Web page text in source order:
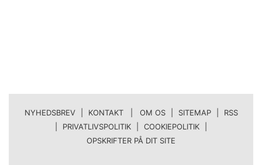
NYHEDSBREV KONTAKT | OM OS SITEMAP
RSS
PRIVATLIVSPOLITIK COOKIEPOLITIK
OPSKRIFTER PÅ DIT SITE